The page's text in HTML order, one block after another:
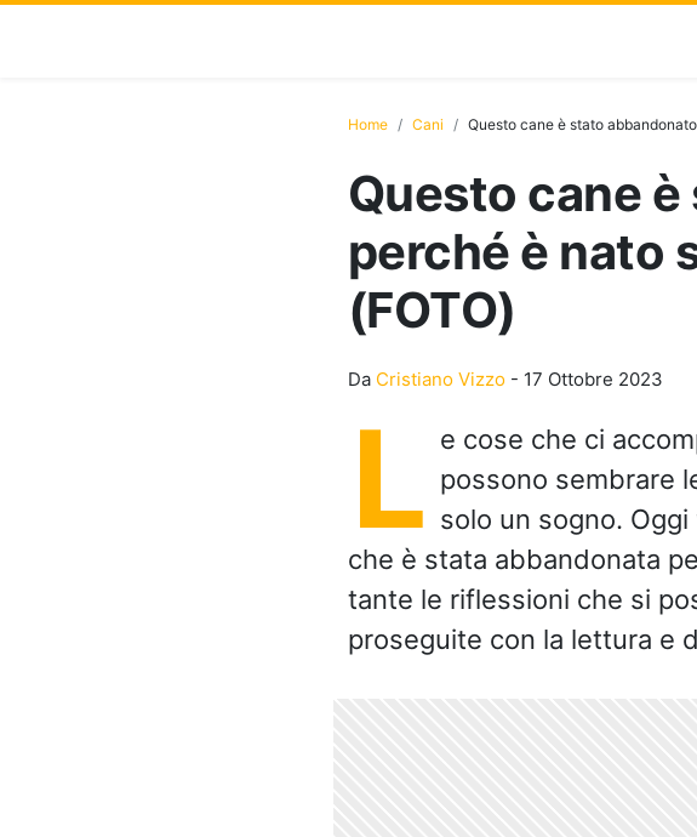
Home Cani Questo cane è stato
Questo cane
perché è nato
(FOTO)
Da Cristiano Vizzo- 17 Ottobre 2023
L e cose che ci
possono sembrare
solo un sogno.
che è stata abbandonata
tante le riflessioni che si
proseguite con la lettura e